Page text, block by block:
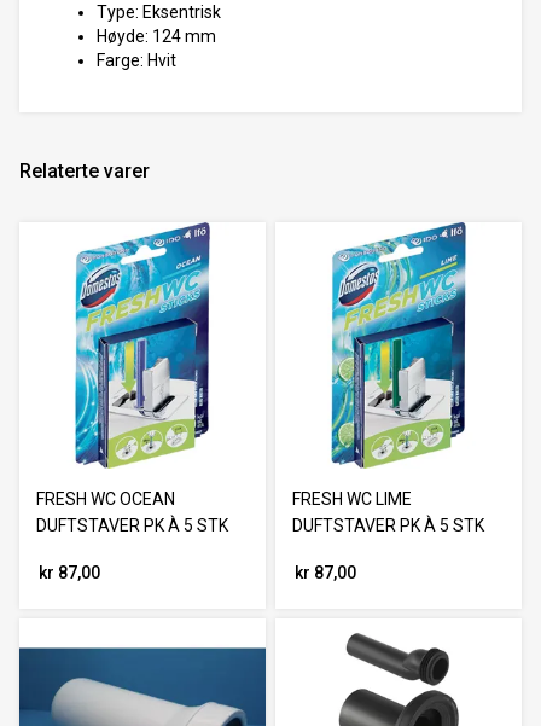
Type: Eksentrisk
Høyde: 124 mm
Farge: Hvit
Relaterte varer
FRESH WC OCEAN
DUFTSTAVER PK À 5 STK
kr 87,00
FRESH WC LIME
DUFTSTAVER PK À 5 STK
kr 87,00